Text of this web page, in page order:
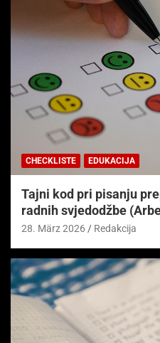
CHECKLISTE EDUKACIJA
Tajni kod pri pisanju
radnih svjedodžbe
28. März 2026 Redakcija